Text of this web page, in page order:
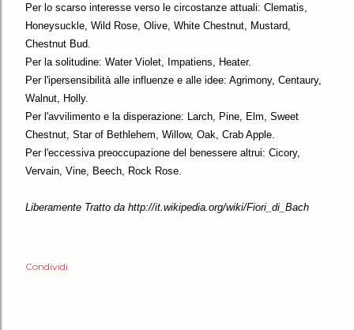
Per lo scarso interesse verso le circostanze attuali: Clematis,
Honeysuckle, Wild Rose, Olive, White Chestnut, Mustard,
Chestnut Bud.
Per la solitudine: Water Violet, Impatiens, Heater.
Per l'ipersensibilità alle influenze e alle idee: Agrimony, Centaury,
Walnut, Holly.
Per l'avvilimento e la disperazione: Larch, Pine, Elm, Sweet
Chestnut, Star of Bethlehem, Willow, Oak, Crab Apple.
Per l'eccessiva preoccupazione del benessere altrui: Cicory,
Vervain, Vine, Beech, Rock Rose.
Liberamente Tratto da http://it.wikipedia.org/wiki/Fiori_di_Bach
Condividi